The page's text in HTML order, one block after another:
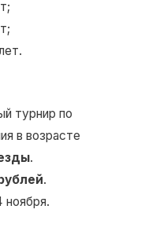
турнир по
в возрасте
.
.
ноября.